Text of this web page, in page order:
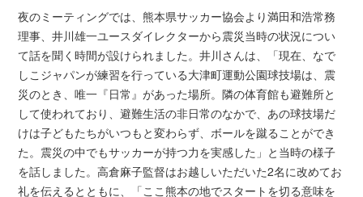
夜のミーティングでは、熊本県サッカー協会より満田和浩常務
理事、井川雄一ユースダイレクターから震災当時の状況につい
て話を聞く時間が設けられました。井川さんは、「現在、なで
しこジャパンが練習を行っている大津町運動公園球技場は、震
災のとき、唯一『日常』があった場所。隣の体育館も避難所と
して使われており、避難生活の非日常のなかで、あの球技場だ
けは子どもたちがいつもと変わらず、ボールを蹴ることができ
た。震災の中でもサッカーが持つ力を実感した」と当時の様子
を話しました。高倉麻子監督はお越しいただいた2名に改めてお
礼を伝えるとともに、「ここ熊本の地でスタートを切る意味を